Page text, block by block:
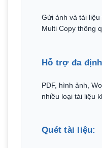
Gửi ảnh và tài
Multi Copy thông
Hỗ trợ đa
PDF, hình ảnh,
nhiều loại tài liệu
Quét tài liệu: